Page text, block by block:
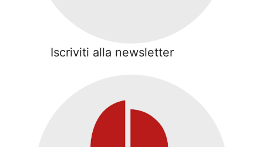
Iscriviti alla newsletter